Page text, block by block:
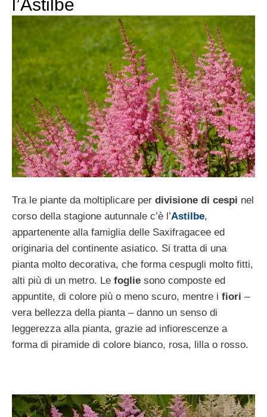
l’Astilbe
Tra le piante da moltiplicare per divisione di cespi nel
corso della stagione autunnale c’è l’Astilbe,
appartenente alla famiglia delle Saxifragacee ed
originaria del continente asiatico. Si tratta di una
pianta molto decorativa, che forma cespugli molto fitti,
alti più di un metro. Le foglie sono composte ed
appuntite, di colore più o meno scuro, mentre i fiori –
vera bellezza della pianta – danno un senso di
leggerezza alla pianta, grazie ad infiorescenze a
forma di piramide di colore bianco, rosa, lilla o rosso.